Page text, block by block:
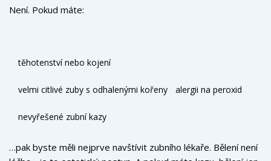
Není. Pokud máte:
těhotenství nebo kojení
velmi citlivé zuby s odhalenými kořeny alergii na peroxid
nevyřešené zubní kazy
…pak byste měli nejprve navštívit zubního lékaře. Bělení není